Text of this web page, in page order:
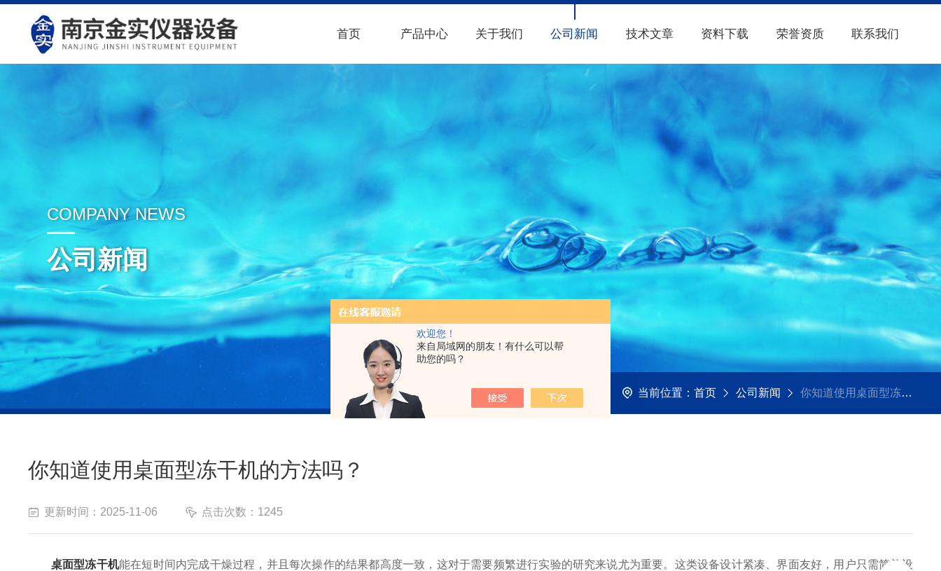
欢迎您！
来自局域网的朋友！有什么可以帮
助您的吗？
首页 产品中心 关于我们 公司新闻 技术文章 资料下载 荣誉资质 联系我们
COMPANY NEWS
公司新闻
当前位置： 首页 公司新闻 你知道使用桌面型冻干机的方法吗？
你知道使用桌面型冻干机的方法吗？
更新时间：2025-11-06 点击次数：1245
桌面型冻干机能在短时间内完成干燥过程，并且每次操作的结果都高度一致，这对于需要频繁进行实验的研究来说尤为重要。这类设备设计紧凑、界面友好，用户只需简单设